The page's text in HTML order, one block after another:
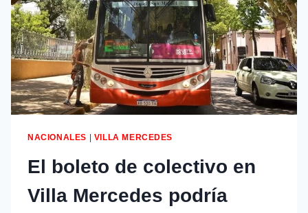
NACIONALES VILLA MERCEDES
El boleto de colectivo en
Villa Mercedes podría